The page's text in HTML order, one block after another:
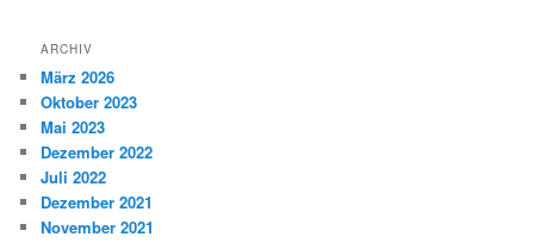
ARCHIV
März 2026
Oktober 2023
Mai 2023
Dezember 2022
Juli 2022
Dezember 2021
November 2021